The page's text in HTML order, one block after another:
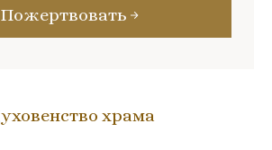
Пожертвовать
храма